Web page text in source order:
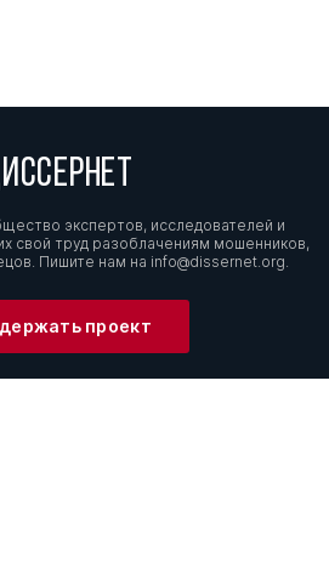
экспертов, исследователей и
свой труд разоблачениям мошенников,
Пишите нам на info@dissernet.org.
проект